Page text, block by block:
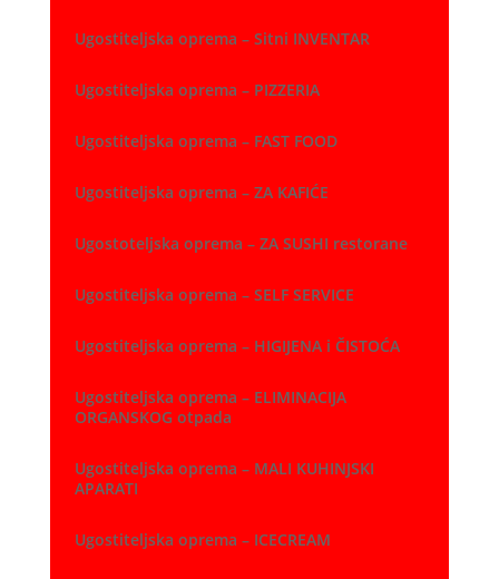
Ugostiteljska oprema – Sitni INVENTAR
Ugostiteljska oprema – PIZZERIA
Ugostiteljska oprema – FAST FOOD
Ugostiteljska oprema – ZA KAFIĆE
Ugostoteljska oprema – ZA SUSHI restorane
Ugostiteljska oprema – SELF SERVICE
Ugostiteljska oprema – HIGIJENA i ČISTOĆA
Ugostiteljska oprema – ELIMINACIJA
ORGANSKOG otpada
Ugostiteljska oprema – MALI KUHINJSKI
APARATI
Ugostiteljska oprema – ICECREAM